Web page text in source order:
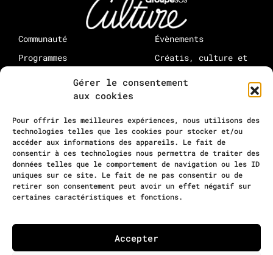
Gérer le consentement
aux cookies
Pour offrir les meilleures expériences, nous utilisons des
technologies telles que les cookies pour stocker et/ou
accéder aux informations des appareils. Le fait de
consentir à ces technologies nous permettra de traiter des
données telles que le comportement de navigation ou les ID
uniques sur ce site. Le fait de ne pas consentir ou de
retirer son consentement peut avoir un effet négatif sur
certaines caractéristiques et fonctions.
Accepter
Communauté
Programmes
Évènements
Créatis, culture et
médias : à propos
Rejoindre la
10-12 rue Maurice Grimaud
75018 Paris
contact@residencecreatis.fr
Politique de confidentialité